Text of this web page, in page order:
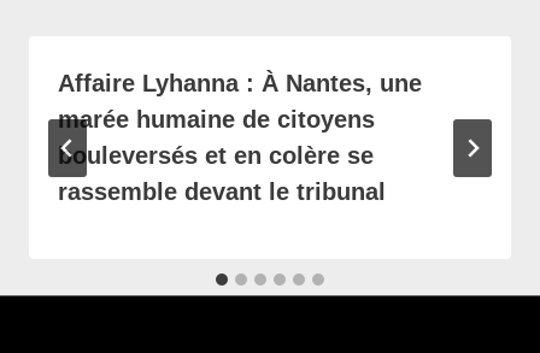
Affaire Lyhanna : À Nantes, une
marée humaine de citoyens
bouleversés et en colère se
rassemble devant le tribunal